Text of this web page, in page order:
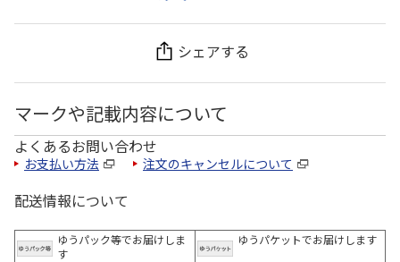
シェアする
マークや記載内容について
よくあるお問い合わせ
お支払い方法 注文のキャンセルについて
配送情報について
ゆうパック等でお届けしま
す
ゆうパケットでお届けします